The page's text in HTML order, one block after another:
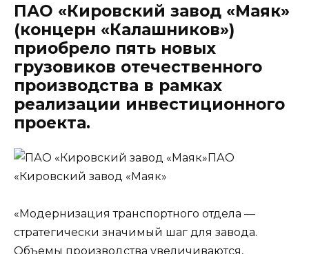
ПАО «Кировский завод «Маяк»
(концерн «Калашников»)
приобрело пять новых
грузовиков отечественного
производства в рамках
реализации инвестиционного
проекта.
ПАО
«Кировский завод «Маяк»
«Модернизация транспортного отдела —
стратегически значимый шаг для завода.
Объемы производства увеличиваются,